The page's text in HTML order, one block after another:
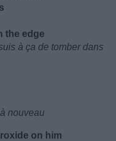
the edge
à ça de tomber dans
nouveau
on him